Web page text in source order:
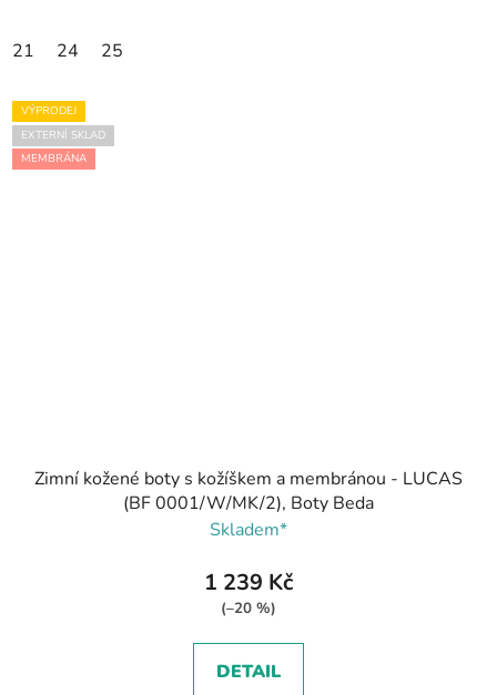
21 24 25
VÝPRODEJ
EXTERNÍ SKLAD
MEMBRÁNA
Zimní kožené boty s kožíškem a membránou - LUCAS
(BF 0001/W/MK/2), Boty Beda
Skladem*
1 239 Kč
(–20 %)
DETAIL